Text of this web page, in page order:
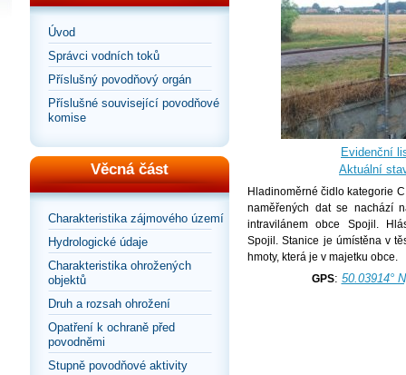
Úvod
Správci vodních toků
Příslušný povodňový orgán
Příslušné související povodňové
komise
Věcná část
Charakteristika zájmového území
Hydrologické údaje
Charakteristika ohrožených
objektů
Druh a rozsah ohrožení
Opatření k ochraně před
povodněmi
Stupně povodňové aktivity
Evidenční
Aktuální
Hladinoměrné čidlo kategorie
naměřených dat se nachází
intravilánem obce Spojil.
Spojil. Stanice je úmístěna v
hmoty, která je v majetku obce.
GPS: 50.03914°